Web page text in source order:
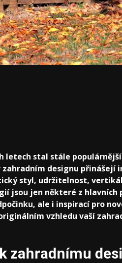
letech stal stále
designu
styl, udržitelnost,
jsou jen některé z hlavních
ale i inspirací pro
vzhledu vaší
zahradnímu